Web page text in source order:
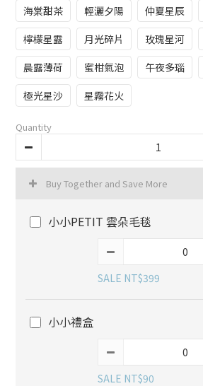
海棠甜茶
輕灑夕陽 仲夏星辰
檸檬星露
月光碎片 玫瑰星河
晨露薄荷
蜜柑氣泡 午夜多瑙
極光星沙
星霧花火
Quantity
Buy Together and Save More
小小PETIT 雲朵毛毯
SALE NT$399
小小禮盒
SALE NT$90